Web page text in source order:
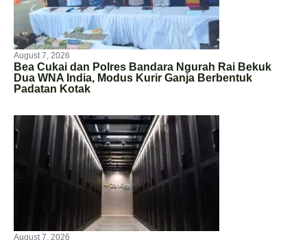
August 7, 2026
Bea Cukai dan Polres Bandara Ngurah Rai Bekuk
Dua WNA India, Modus Kurir Ganja Berbentuk
Padatan Kotak
August 7, 2026